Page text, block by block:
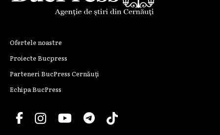
Ofertele noastre
Proiecte Bucpress
Parteneri BucPress Cernăuți
Echipa BucPress